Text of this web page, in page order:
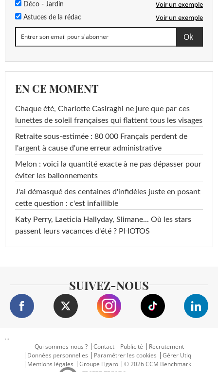
Déco - Jardin Voir un exemple
Astuces de la rédac Voir un exemple
EN CE MOMENT
Chaque été, Charlotte Casiraghi ne jure que par ces
lunettes de soleil françaises qui flattent tous les visages
Retraite sous-estimée : 80 000 Français perdent de
l'argent à cause d'une erreur administrative
Melon : voici la quantité exacte à ne pas dépasser pour
éviter les ballonnements
J'ai démasqué des centaines d'infidèles juste en posant
cette question : c'est infaillible
Katy Perry, Laeticia Hallyday, Slimane... Où les stars
passent leurs vacances d'été ? PHOTOS
SUIVEZ-NOUS
...
Qui sommes-nous ?
Contact Publicité
Recrutement
Données personnelles
Paramétrer les cookies
Gérer Utiq
Mentions légales
Groupe Figaro © 2026 CCM Benchmark